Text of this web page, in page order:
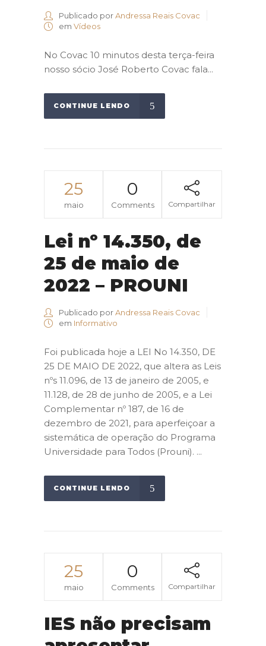
Publicado porAndressa Reais Covac
em Vídeos
No Covac 10 minutos desta terça-feira
nosso sócio José Roberto Covac fala...
CONTINUE LENDO
25
maio
0
Comments Compartilhar
Lei nº 14.350, de
25 de maio de
2022 – PROUNI
Publicado porAndressa Reais Covac
em Informativo
Foi publicada hoje a LEI No 14.350, DE
25 DE MAIO DE 2022, que altera as Leis
nºs 11.096, de 13 de janeiro de 2005, e
11.128, de 28 de junho de 2005, e a Lei
Complementar nº 187, de 16 de
dezembro de 2021, para aperfeiçoar a
sistemática de operação do Programa
Universidade para Todos (Prouni). ...
CONTINUE LENDO
25
maio
0
Comments Compartilhar
IES não precisam